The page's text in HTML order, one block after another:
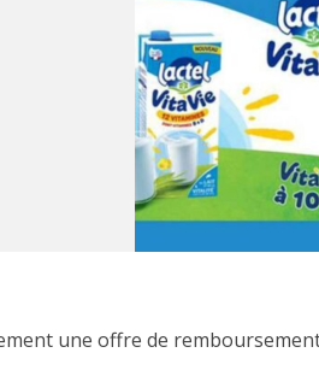
une offre de